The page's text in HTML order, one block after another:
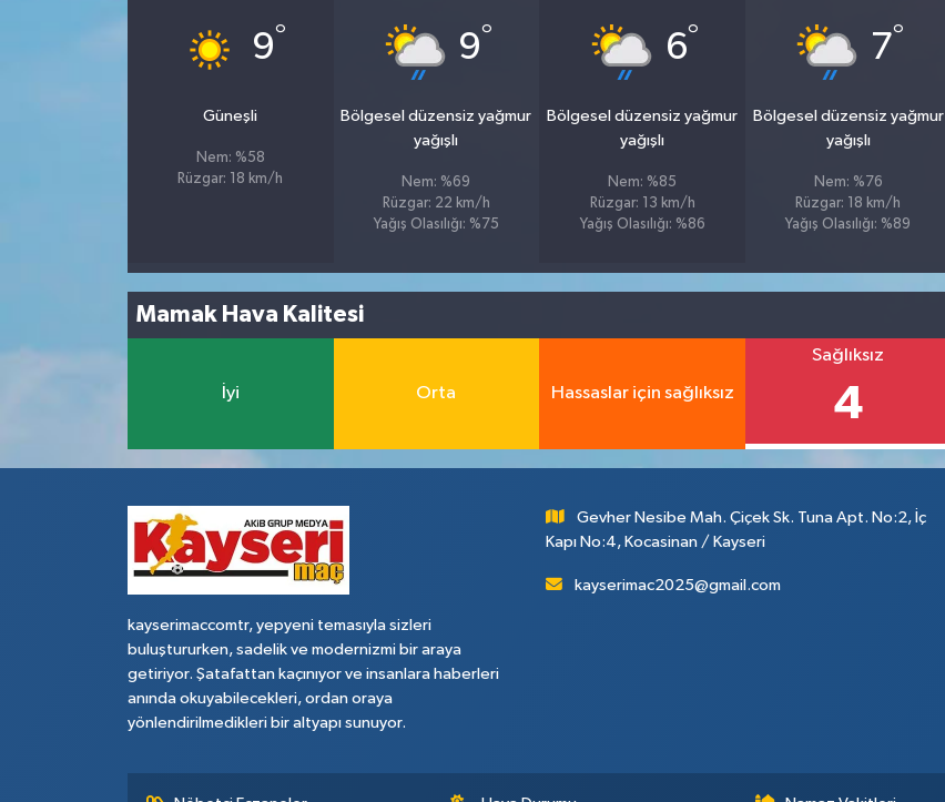
9°
Güneşli
Nem: %58
Rüzgar: 18 km/h
9°
Bölgesel düzensiz yağmur
yağışlı
Nem: %69
Rüzgar: 22 km/h
Yağış Olasılığı: %75
6°
Bölgesel düzensiz yağmur
yağışlı
Nem: %85
Rüzgar: 13 km/h
Yağış Olasılığı: %86
7°
Bölgesel düzensiz yağmur
yağışlı
Nem: %76
Rüzgar: 18 km/h
Yağış Olasılığı: %89
Mamak Hava Kalitesi
İyi Orta Hassaslar için sağlıksız
Sağlıksız
4
kayserimaccomtr, yepyeni temasıyla sizleri
buluştururken, sadelik ve modernizmi bir araya
getiriyor. Şatafattan kaçınıyor ve insanlara haberleri
anında okuyabilecekleri, ordan oraya
yönlendirilmedikleri bir altyapı sunuyor.
Gevher Nesibe Mah. Çiçek Sk. Tuna Apt. No:2, İç
Kapı No:4, Kocasinan / Kayseri
kayserimac2025@gmail.com